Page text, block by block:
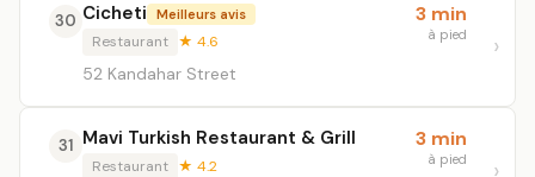
30 Cicheti Meilleurs avis
Restaurant ★ 4.6
52 Kandahar Street
3 min
à pied
31 Mavi Turkish Restaurant & Grill
Restaurant ★ 4.2
3 min
à pied